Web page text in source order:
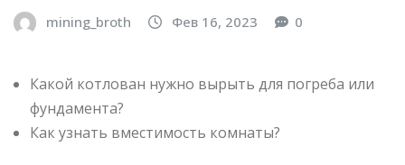
mining_broth Фев 16, 2023 0
Какой котлован нужно вырыть для погреба или
фундамента?
Как узнать вместимость комнаты?